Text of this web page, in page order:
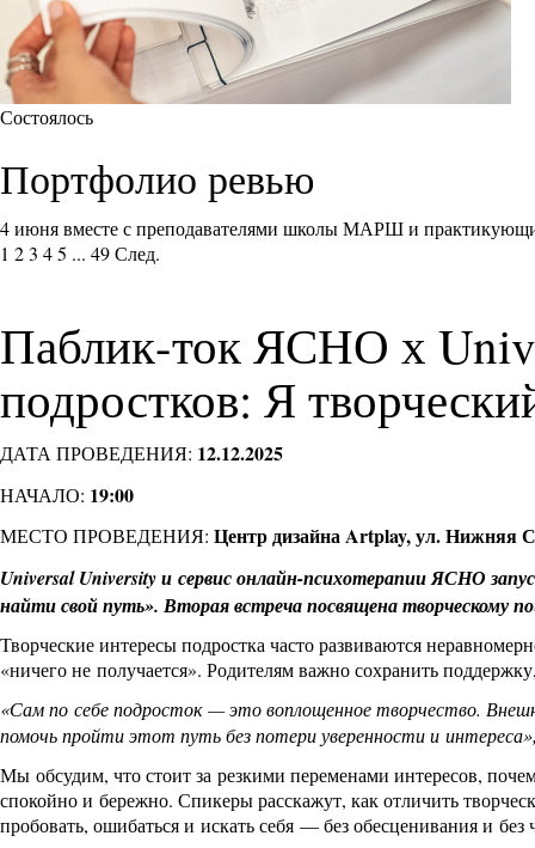
Состоялось
Портфолио ревью
4 июня вместе с преподавателями школы МАРШ и
1 23 45 ... 49След.
Паблик-ток ЯСНО х
подростков: Я
ДАТА ПРОВЕДЕНИЯ: 12.12.2025
НАЧАЛО: 19:00
МЕСТО ПРОВЕДЕНИЯ: Центр дизайна Artplay, ул. Нижняя
Universal University и сервис онлайн-психотерапии ЯСНО
найти свой путь». Вторая встреча посвящена творческому
Творческие интересы подростка часто развиваются
«ничего не получается». Родителям важно сохранить
«Сам по себе подросток — это воплощенное творчество.
помочь пройти этот путь без потери уверенности и
Мы обсудим, что стоит за резкими переменами интересов,
спокойно и бережно. Спикеры расскажут, как отличить
пробовать, ошибаться и искать себя — без обесценивания и без